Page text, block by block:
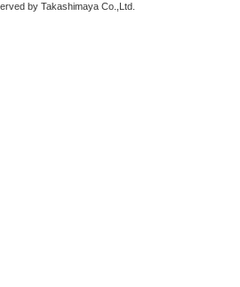
by Takashimaya Co.,Ltd.